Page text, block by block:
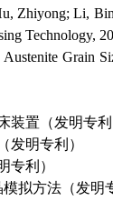
Zhiyong; Li,
Technology,
Grain
床装置（发
方法（发明
（发明专
模拟方法（